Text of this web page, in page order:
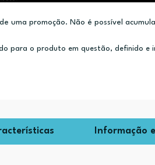
uma promoção. Não é possível
para o produto em questão, definido
Informação